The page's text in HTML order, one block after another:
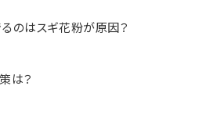
のはスギ花粉が原因？
は？